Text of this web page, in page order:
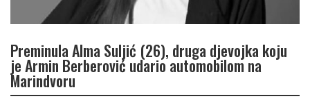
Preminula Alma Suljić (26), druga djevojka koju
je Armin Berberović udario automobilom na
Marindvoru